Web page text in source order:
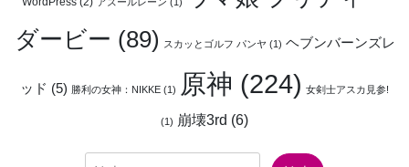
ダービー (89) スカッとゴルフ パンヤ (1) ヘブンバーンズレ
ッド (5) 勝利の女神：NIKKE (1) 原神 (224) 女剣士アスカ見参!
(1) 崩壊3rd (6)
検